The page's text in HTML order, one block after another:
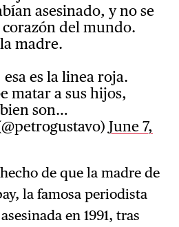
asesinado, y no se
del mundo.
madre.
es la linea roja.
matar a sus hijos,
son…
June 7,
de que la madre de
la famosa periodista
en 1991, tras